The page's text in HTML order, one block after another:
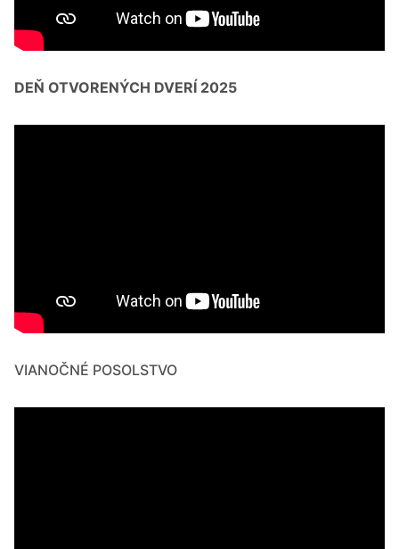
DEŇ OTVORENÝCH DVERÍ 2025
VIANOČNÉ POSOLSTVO